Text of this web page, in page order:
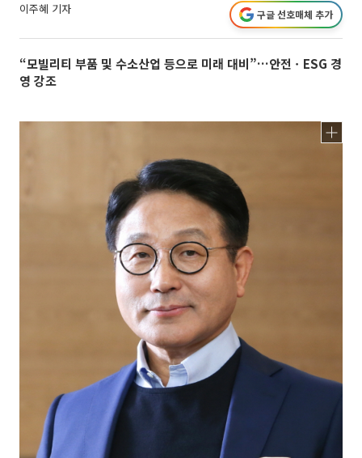
이주혜 기자 구글 선호매체 추가
“모빌리티 부품 및 수소산업 등으로 미래 대비”…안전ㆍESG 경
영 강조